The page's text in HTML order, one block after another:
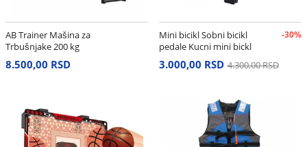
AB Trainer Mašina za
Trbušnjake 200 kg
8.500,00 RSD
Mini bicikl Sobni bicikl
pedale Kucni mini bickl
-30%
3.000,00 RSD 4.300,00 RSD